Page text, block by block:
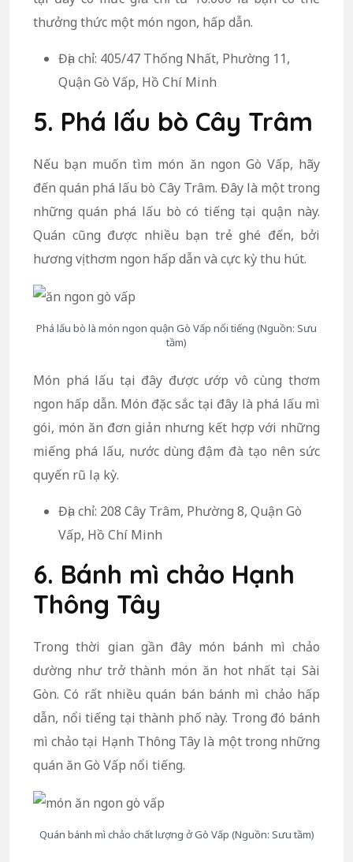
thưởng thức một món ngon, hấp dẫn.
Địa chỉ: 405/47 Thống Nhất, Phường 11,
Quận Gò Vấp, Hồ Chí Minh
5. Phá lấu bò Cây Trâm
Nếu bạn muốn tìm món ăn ngon Gò Vấp, hãy
đến quán phá lấu bò Cây Trâm. Đây là một trong
những quán phá lấu bò có tiếng tại quận này.
Quán cũng được nhiều bạn trẻ ghé đến, bởi
hương vị thơm ngon hấp dẫn và cực kỳ thu hút.
Phá lấu bò là món ngon quận Gò Vấp nổi tiếng (Nguồn: Sưu
tầm)
Món phá lấu tại đây được ướp vô cùng thơm
ngon hấp dẫn. Món đặc sắc tại đây là phá lấu mì
gói, món ăn đơn giản nhưng kết hợp với những
miếng phá lấu, nước dùng đậm đà tạo nên sức
quyến rũ lạ kỳ.
Địa chỉ: 208 Cây Trâm, Phường 8, Quận Gò
Vấp, Hồ Chí Minh
6. Bánh mì chảo Hạnh
Thông Tây
Trong thời gian gần đây món bánh mì chảo
dường như trở thành món ăn hot nhất tại Sài
Gòn. Có rất nhiều quán bán bánh mì chảo hấp
dẫn, nổi tiếng tại thành phố này. Trong đó bánh
mì chảo tại Hạnh Thông Tây là một trong những
quán ăn Gò Vấp nổi tiếng.
Quán bánh mì chảo chất lượng ở Gò Vấp (Nguồn: Sưu tầm)